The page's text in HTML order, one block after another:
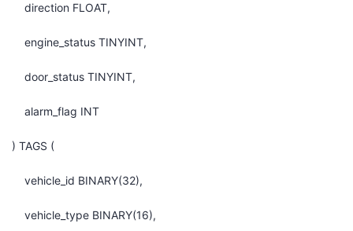
direction FLOAT,
engine_status TINYINT,
door_status TINYINT,
alarm_flag INT
) TAGS (
vehicle_id BINARY(32),
vehicle_type BINARY(16),